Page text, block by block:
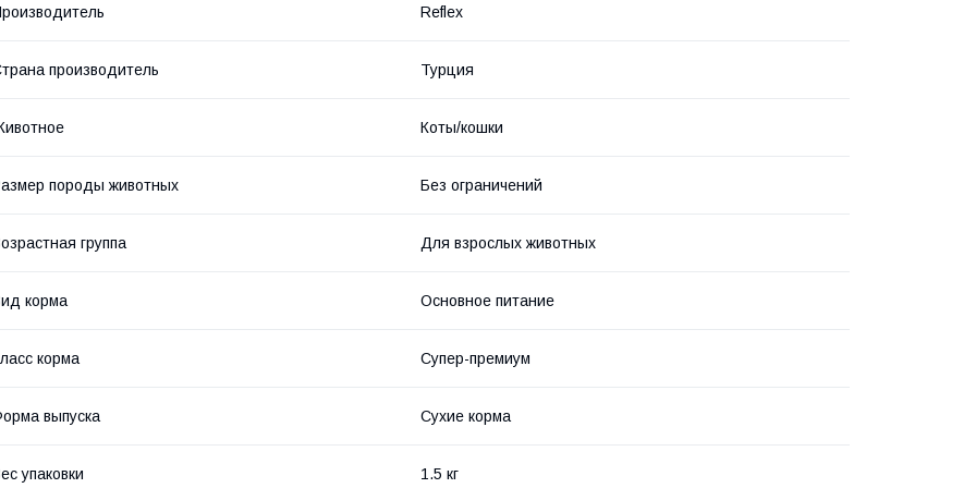
Reflex
производитель Турция
Коты/кошки
породы животных Без ограничений
группа Для взрослых животных
корма Основное питание
корма Супер-премиум
выпуска Сухие корма
упаковки 1.5 кг